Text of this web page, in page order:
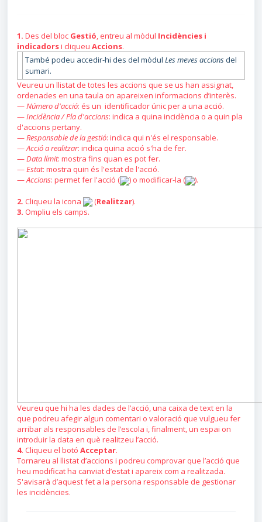
1. Des del bloc Gestió, entreu al mòdul Incidències i
indicadorsi cliqueu Accions.
També podeu accedir-hi des del mòdul Les meves accionsdel
sumari.
Veureu un llistat de totes les accions que se us han assignat,
ordenades en una taula on apareixen informacions d’interès.
—Número d'acció: és un identificador únic per a una acció.
—Incidència / Pla d'accions: indica a quina incidència o a quin pla
d'accions pertany.
—Responsable de la gestió: indica qui n'és el responsable.
—Acció a realitzar: indica quina acció s'ha de fer.
—Data límit: mostra fins quan es pot fer.
—Estat: mostra quin és l'estat de l'acció.
—Accions: permet fer l'acció ( ) o modificar-la ( ).
2. Cliqueu la icona (Realitzar).
3. Ompliu els camps.
Veureu que hi ha les dades de l’acció, una caixa de text en la
que podreu afegir algun comentari o valoració que vulgueu fer
arribar als responsables de l’escola i, finalment, un espai on
introduir la data en què realitzeu l’acció.
4. Cliqueu el botó Acceptar.
Tornareu al llistat d’accions i podreu comprovar que l’acció que
heu modificat ha canviat d’estat i apareix com a realitzada.
S'avisarà d’aquest fet a la persona responsable de gestionar
les incidències.